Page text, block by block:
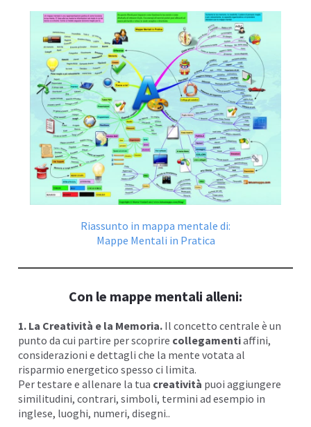
Riassunto in mappa mentale di:
Mappe Mentali in Pratica
Con le mappe mentali alleni:
1. La Creatività e la Memoria. Il concetto centrale è un
punto da cui partire per scoprire collegamentiaffini,
considerazioni e dettagli che la mente votata al
risparmio energetico spesso ci limita.
Per testare e allenare la tua creatività puoi aggiungere
similitudini, contrari, simboli, termini ad esempio in
inglese, luoghi, numeri, disegni..